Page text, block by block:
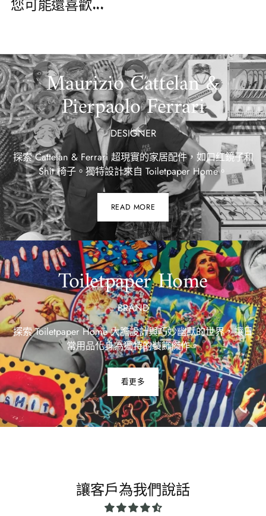
購
您可能還喜歡...
Maurizio Cattelan &
Pierpaolo Ferrari
DESIGNER
探索 Cattelan & Ferrari 超現實的家居配件，如口红鏡子和
Shit 椅子。獨特設計來自 Toiletpaper Home。
READ MORE
Toiletpaper Home
BRAND
探索 Toiletpaper Home 大膽設計與巧妙幽默的世界，讓日
常用品化身為獨特的裝飾傑作。
看更多
讓客戶為我們說話